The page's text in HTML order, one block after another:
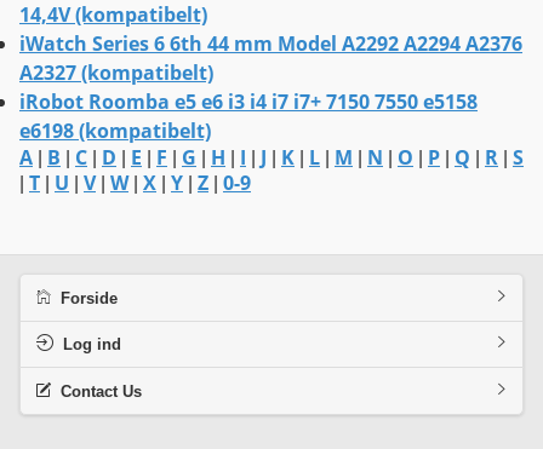
14,4V (kompatibelt)
iWatch Series 6 6th 44 mm Model A2292 A2294 A2376
A2327 (kompatibelt)
iRobot Roomba e5 e6 i3 i4 i7 i7+ 7150 7550 e5158
e6198 (kompatibelt)
A B C D E F G H I J K L M N O P Q R S
T U V| W| X Y Z 0-9
Forside
Log ind
Contact Us